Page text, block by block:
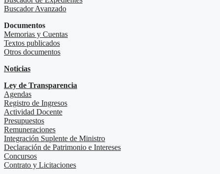
Buscador Avanzado
Documentos
Memorias y Cuentas
Textos publicados
Otros documentos
Noticias
Ley de Transparencia
Agendas
Registro de Ingresos
Actividad Docente
Presupuestos
Remuneraciones
Integración Suplente de Ministro
Declaración de Patrimonio e Intereses
Concursos
Contrato y Licitaciones